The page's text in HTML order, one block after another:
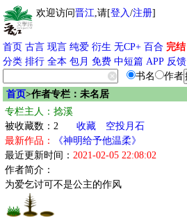
欢迎访问晋江,请[登入/注册]
首页 古言 现言 纯爱 衍生 无CP+ 百合 完结
分类 排行 全本 包月 免费 中短篇 APP 反馈
书名
作者
首页>作者专栏：未名居
专栏主人：捻溪
被收藏数：2
收藏
空投月石
最新作品：
《神明给予他温柔》
最近更新时间： 2021-02-05 22:08:02
作者简介：
为爱乞讨可不是公主的作风